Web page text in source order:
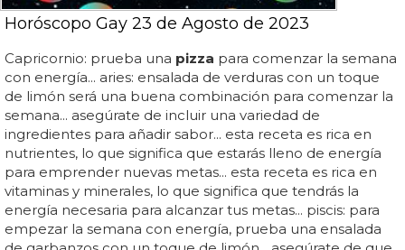
Horóscopo Gay 23 de Agosto de 2023
Capricornio: prueba una pizza para comenzar la semana
con energía... aries: ensalada de verduras con un toque
de limón será una buena combinación para comenzar la
semana... asegúrate de incluir una variedad de
ingredientes para añadir sabor... esta receta es rica en
nutrientes, lo que significa que estarás lleno de energía
para emprender nuevas metas... esta receta es rica en
vitaminas y minerales, lo que significa que tendrás la
energía necesaria para alcanzar tus metas... piscis: para
empezar la semana con energía, prueba una ensalada